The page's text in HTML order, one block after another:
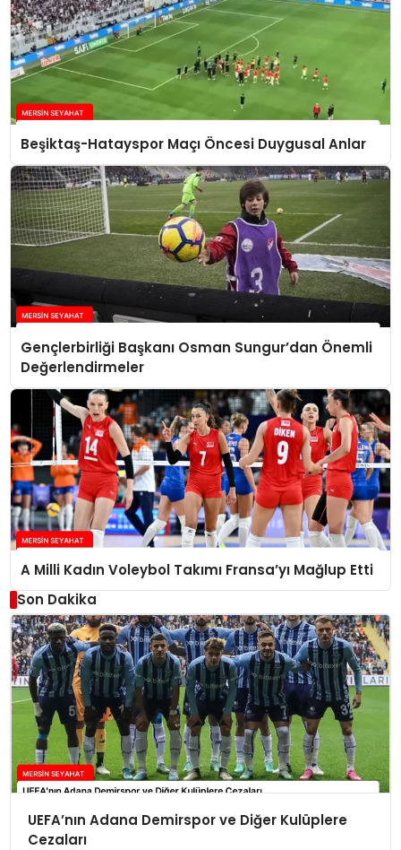
Beşiktaş-Hatayspor Maçı Öncesi Duygusal Anlar
Gençlerbirliği Başkanı Osman Sungur’dan Önemli
Değerlendirmeler
A Milli Kadın Voleybol Takımı Fransa’yı Mağlup Etti
Son Dakika
UEFA’nın Adana Demirspor ve Diğer Kulüplere
Cezaları